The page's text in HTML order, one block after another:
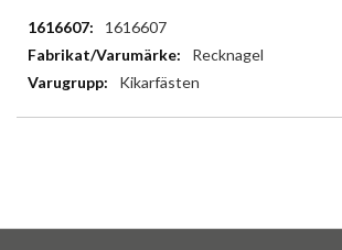
Mer
information
1616607
Recknagel
Kikarfästen